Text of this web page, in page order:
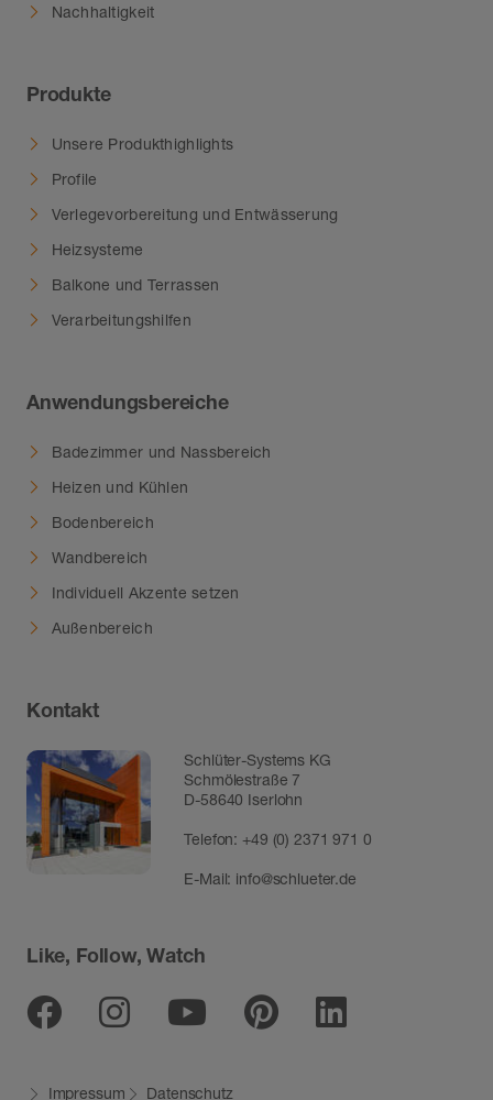
Nachhaltigkeit
Produkte
Unsere Produkthighlights
Profile
Verlegevorbereitung und Entwässerung
Heizsysteme
Balkone und Terrassen
Verarbeitungshilfen
Anwendungsbereiche
Badezimmer und Nassbereich
Heizen und Kühlen
Bodenbereich
Wandbereich
Individuell Akzente setzen
Außenbereich
Kontakt
Schlüter-Systems KG
Schmölestraße 7
D-58640 Iserlohn
Telefon:+49 (0) 2371 971 0
E-Mail: info@schlueter.de
Like, Follow, Watch
Facebook
InstagramYoutube
PinterestLinkedin
Impressum Datenschutz